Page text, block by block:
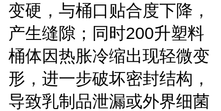
变硬，与桶口贴合度下降，
产生缝隙；同时200升塑料
桶体因热胀冷缩出现轻微变
形，进一步破坏密封结构，
导致乳制品泄漏或外界细菌